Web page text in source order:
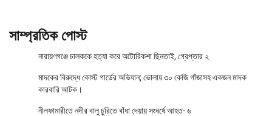
সাম্প্রতিক পোস্ট
নারায়ণগঞ্জে চালককে হত্যা করে অটোরিকশা ছিনতাই, গ্রেপ্তার ২
মাদকের বিরুদ্ধে কোস্ট গার্ডের অভিযান; ভোলায় ৩০ কেজি গাঁজাসহ একজন মাদক
কারবারি আটক।
নীলফামারীতে নদীর বালু চুরিতে বাঁধা দেয়ায় সংঘর্ষে আহত- ৬